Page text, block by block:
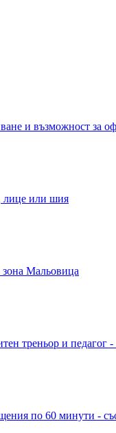
и възможност за
лице или шия
зона Мальовица
треньор и педагог
по 60 минути -